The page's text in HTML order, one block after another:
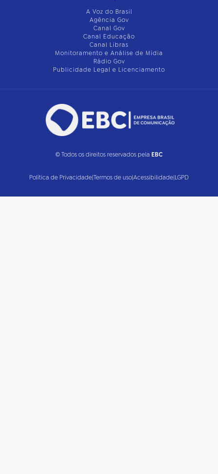
A Voz do Brasil
Agência Gov
Canal Gov
Canal Educação
Canal Libras
Monitoramento e Análise de Mídia
Rádio Gov
Publicidade Legal e Licenciamento
© Todos os direitos reservados pela EBC
Política de Privacidade|Termos de uso|Acessibilidade|LGPD